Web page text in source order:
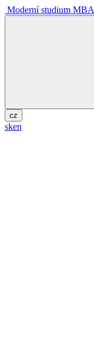
Moderní studium MBA
cz
sken